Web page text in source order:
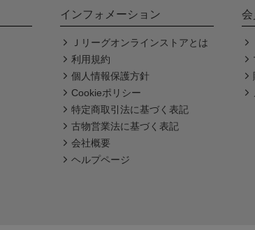
インフォメーション
Ｊリーグオンラインストアとは
利用規約
個人情報保護方針
Cookieポリシー
特定商取引法に基づく表記
古物営業法に基づく表記
会社概要
ヘルプページ
会